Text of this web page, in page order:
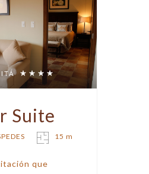
Suite
15 m
que